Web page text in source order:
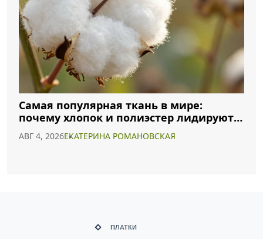
Самая популярная ткань в мире:
почему хлопок и полиэстер лидируют в
АВГ 4, 2026ЕКАТЕРИНА РОМАНОВСКАЯ